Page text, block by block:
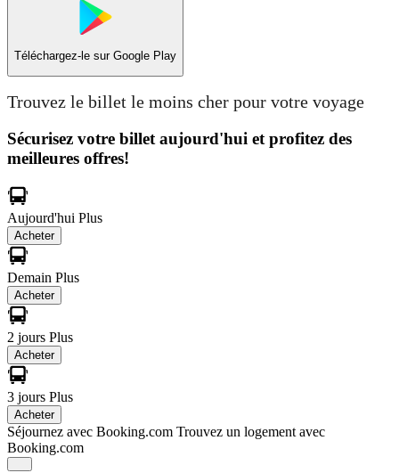
Téléchargez-le sur Google Play
Trouvez le billet le moins cher pour votre voyage
Sécurisez votre billet aujourd'hui et profitez des
meilleures offres!
Aujourd'hui Plus
Acheter
Demain Plus
Acheter
2 jours Plus
Acheter
3 jours Plus
Acheter
Séjournez avec Booking.com Trouvez un logement avec
Booking.com